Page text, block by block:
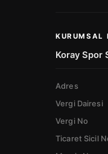
KURUMSAL
Koray Spor
Adres
Vergi Dairesi
Vergi No
Ticaret Sicil